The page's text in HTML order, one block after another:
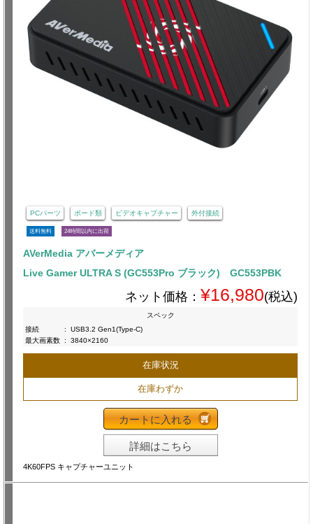
PCパーツ ボード類 ビデオキャプチャー 外付接続
送料無料 24時間以内に出荷
AVerMedia アバーメディア
Live Gamer ULTRA S (GC553Pro ブラック) GC553PBK
ネット価格： ¥16,980(税込)
スペック
接続
:
USB3.2 Gen1(Type-C)
最大画素数 : 3840×2160
在庫状況
在庫わずか
カートに入れる
詳細はこちら
4K60FPS キャプチャーユニット